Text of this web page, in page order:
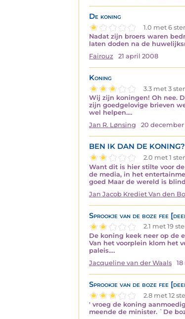
De koning
1.0 met 6
Nadat zijn broers waren
laten doden na de
Fairouz
21 april 2008
Koning
3.3 met 3
Wij zijn koningen! Oh nee.
zijn goedgelovige brieven
wel helpen.…
Jan R. Lønsing
20 december
BEN IK DAN DE
2.0 met 1
Want dit is hier stilte voor
de media, in het
goed Maar de wereld is
Jan Jacob Krediet Van den
Sprookje van de boze fee
2.1 met 19
De koning keek neer op de
Van het voorplein klom het
paleis.…
Jacqueline van der Waals
Sprookje van de boze fee
2.8 met 12
' vroeg de koning
meende de minister. `De